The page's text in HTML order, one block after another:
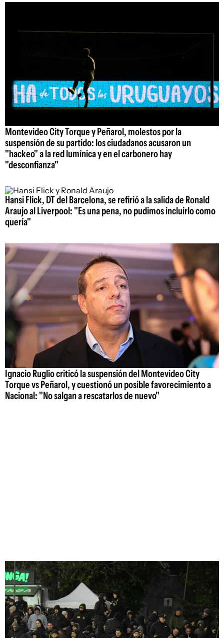
Montevideo City Torque y Peñarol, molestos por la
suspensión de su partido: los ciudadanos acusaron un
"hackeo" a la red lumínica y en el carbonero hay
"desconfianza"
Hansi Flick, DT del Barcelona, se refirió a la salida de Ronald
Araujo al Liverpool: "Es una pena, no pudimos incluirlo como
quería"
Ignacio Ruglio criticó la suspensión del Montevideo City
Torque vs Peñarol, y cuestionó un posible favorecimiento a
Nacional: "No salgan a rescatarlos de nuevo"